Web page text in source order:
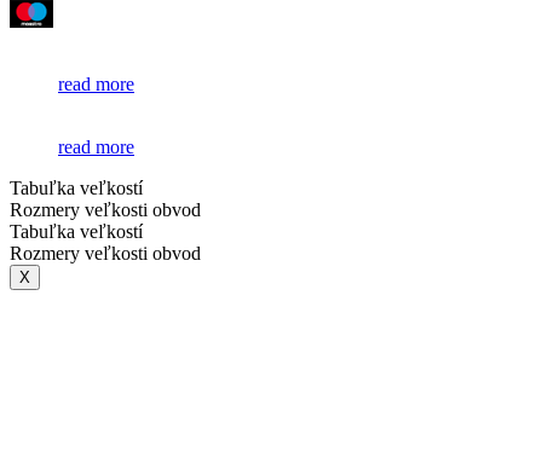
read more
read more
Tabuľka veľkostí
Rozmery veľkosti obvod
Tabuľka veľkostí
Rozmery veľkosti obvod
X